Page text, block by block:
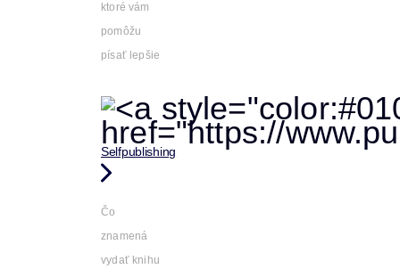
ktoré vám
pomôžu
písať lepšie
Selfpublishing
Čo
znamená
vydať knihu